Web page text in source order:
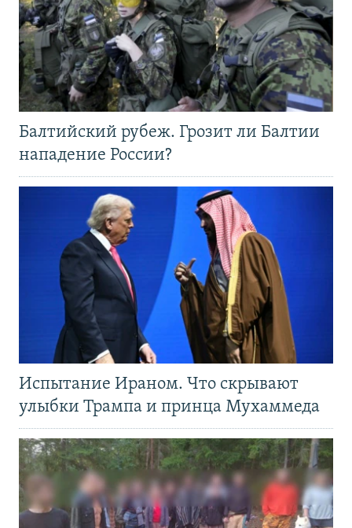
Балтийский рубеж. Грозит ли Балтии
нападение России?
Испытание Ираном. Что скрывают
улыбки Трампа и принца Мухаммеда